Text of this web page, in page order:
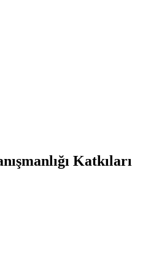
Katkıları